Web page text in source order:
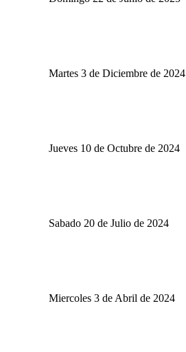
Martes 3 de Diciembre de 2024
Jueves 10 de Octubre de 2024
Sabado 20 de Julio de 2024
Miercoles 3 de Abril de 2024